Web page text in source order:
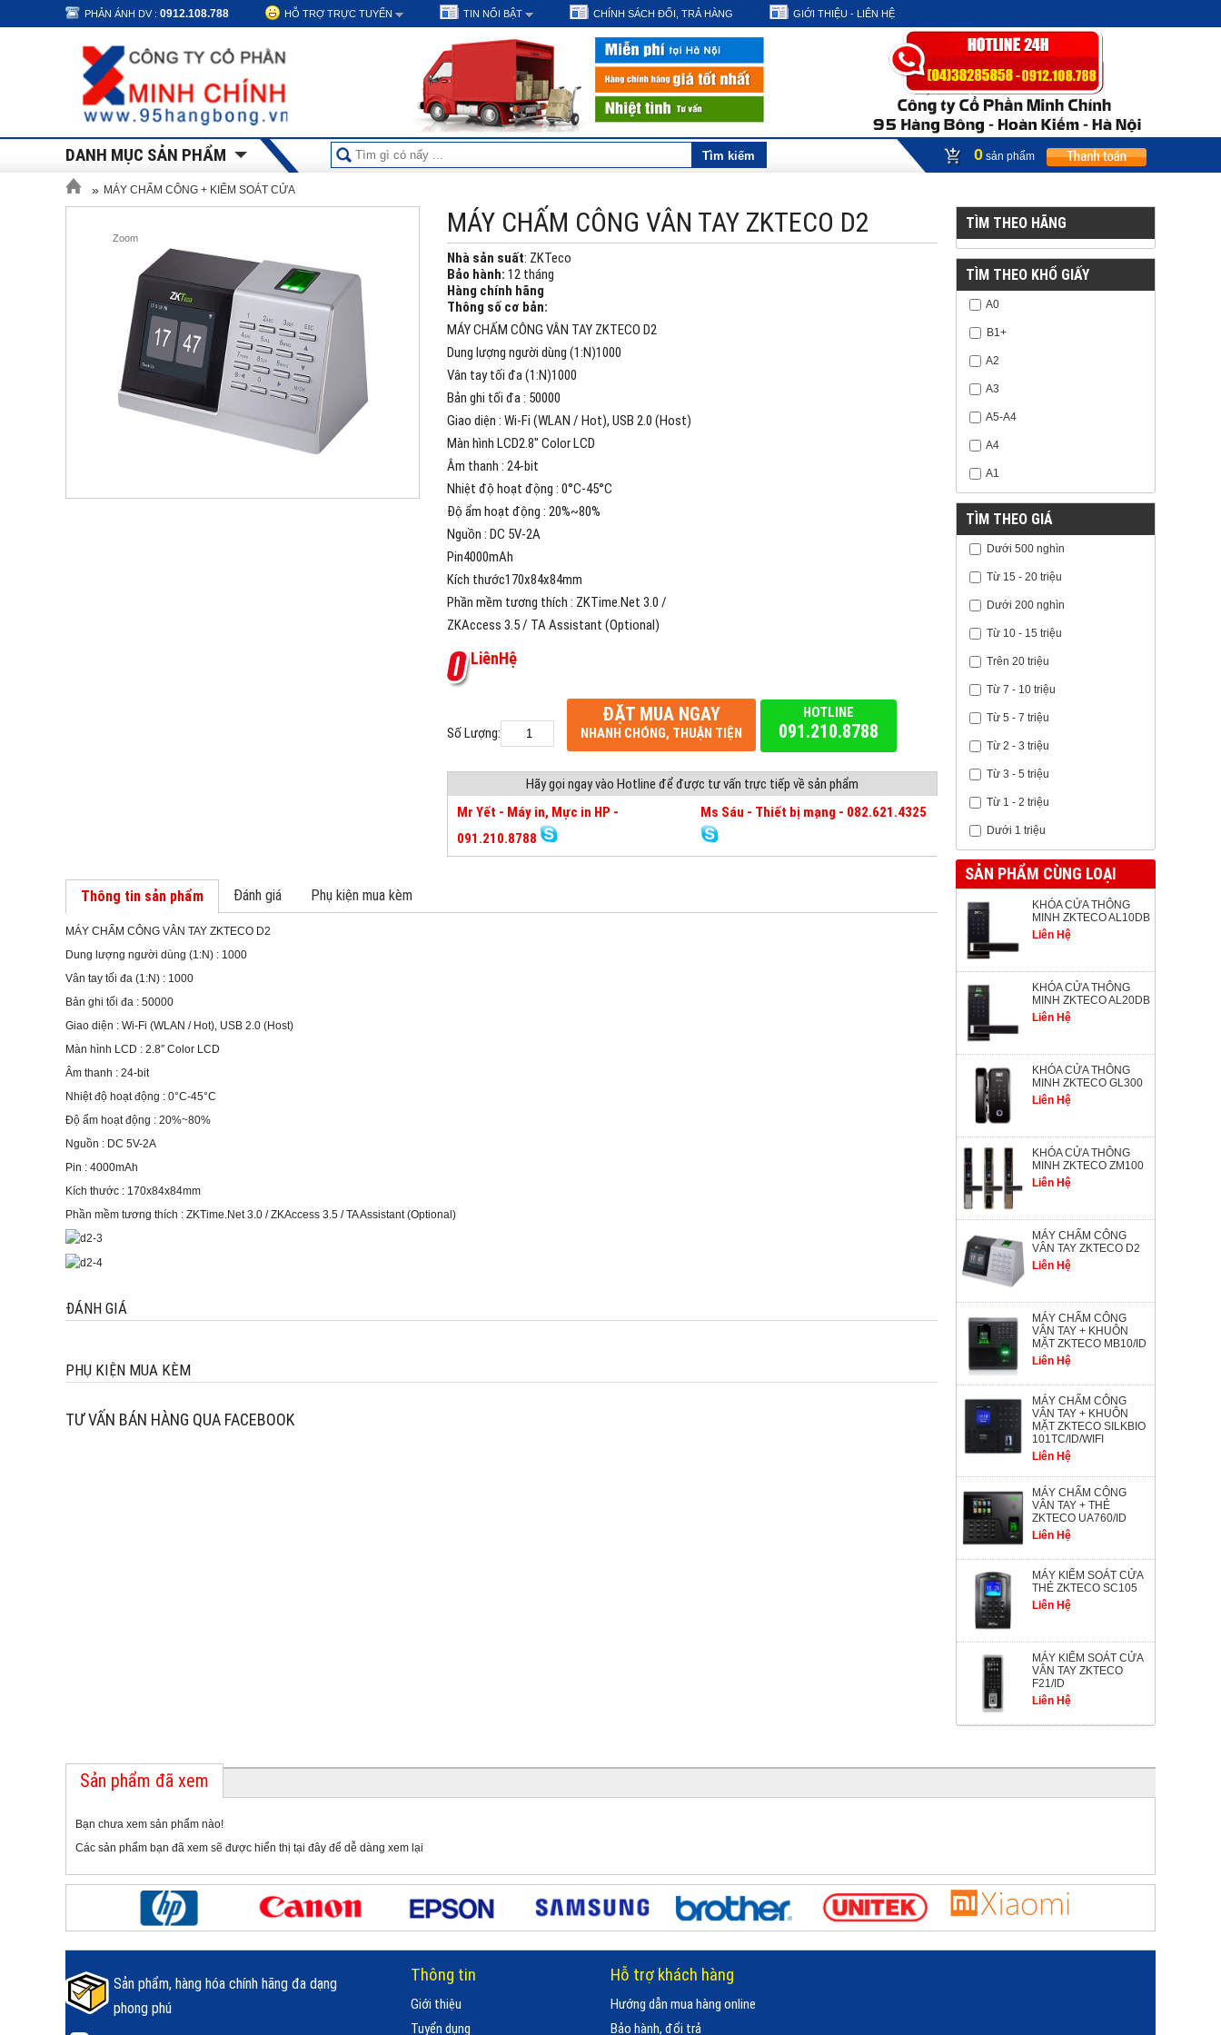
PHẢN ÁNH DV : 0912.108.788 HỖ TRỢ TRỰC TUYẾN TIN NỔI BẬT CHÍNH SÁCH ĐỔI, TRẢ HÀNG GIỚI THIỆU - LIÊN HỆ
DANH MỤC SẢN PHẨM 0 sản phẩm
» MÁY CHẤM CÔNG + KIỂM SOÁT CỬA
Zoom MÁY CHẤM CÔNG VÂN TAY ZKTECO D2
Nhà sản suất: ZKTeco
Bảo hành: 12 tháng
Hàng chính hãng
Thông số cơ bản:
MÁY CHẤM CÔNG VÂN TAY ZKTECO D2
Dung lượng người dùng (1:N)1000
Vân tay tối đa (1:N)1000
Bản ghi tối đa : 50000
Giao diện : Wi-Fi (WLAN / Hot), USB 2.0 (Host)
Màn hình LCD2.8″ Color LCD
Âm thanh : 24-bit
Nhiệt độ hoạt động : 0°C-45°C
Độ ẩm hoạt động : 20%~80%
Nguồn : DC 5V-2A
Pin4000mAh
Kích thước170x84x84mm
Phần mềm tương thích : ZKTime.Net 3.0 /
ZKAccess 3.5 / TA Assistant (Optional)
LiênHệ
Số Lượng:
ĐẶT MUA NGAY
NHANH CHÓNG, THUẬN TIỆN
HOTLINE
091.210.8788
Hãy gọi ngay vào Hotline để được tư vấn trực tiếp về sản phẩm
Mr Yết - Máy in, Mực in HP -
091.210.8788
Ms Sáu - Thiết bị mạng - 082.621.4325
Thông tin sản phẩm Đánh giá Phụ kiện mua kèm
MÁY CHẤM CÔNG VÂN TAY ZKTECO D2
Dung lượng người dùng (1:N) : 1000
Vân tay tối đa (1:N) : 1000
Bản ghi tối đa : 50000
Giao diện : Wi-Fi (WLAN / Hot), USB 2.0 (Host)
Màn hình LCD : 2.8″ Color LCD
Âm thanh : 24-bit
Nhiệt độ hoạt động : 0°C-45°C
Độ ẩm hoạt động : 20%~80%
Nguồn : DC 5V-2A
Pin : 4000mAh
Kích thước : 170x84x84mm
Phần mềm tương thích : ZKTime.Net 3.0 / ZKAccess 3.5 / TA Assistant (Optional)
ĐÁNH GIÁ
PHỤ KIỆN MUA KÈM
TƯ VẤN BÁN HÀNG QUA FACEBOOK
TÌM THEO HÃNG
TÌM THEO KHỔ GIẤY
A0
B1+
A2
A3
A5-A4
A4
A1
TÌM THEO GIÁ
Dưới 500 nghìn
Từ 15 - 20 triệu
Dưới 200 nghìn
Từ 10 - 15 triệu
Trên 20 triệu
Từ 7 - 10 triệu
Từ 5 - 7 triệu
Từ 2 - 3 triệu
Từ 3 - 5 triệu
Từ 1 - 2 triệu
Dưới 1 triệu
SẢN PHẨM CÙNG LOẠI
KHÓA CỬA THÔNG
MINH ZKTECO AL10DB
Liên Hệ
KHÓA CỬA THÔNG
MINH ZKTECO AL20DB
Liên Hệ
KHÓA CỬA THÔNG
MINH ZKTECO GL300
Liên Hệ
KHÓA CỬA THÔNG
MINH ZKTECO ZM100
Liên Hệ
MÁY CHẤM CÔNG
VÂN TAY ZKTECO D2
Liên Hệ
MÁY CHẤM CÔNG
VÂN TAY + KHUÔN
MẶT ZKTECO MB10/ID
Liên Hệ
MÁY CHẤM CÔNG
VÂN TAY + KHUÔN
MẶT ZKTECO SILKBIO
101TC/ID/WIFI
Liên Hệ
MÁY CHẤM CÔNG
VÂN TAY + THẺ
ZKTECO UA760/ID
Liên Hệ
MÁY KIỂM SOÁT CỬA
THẺ ZKTECO SC105
Liên Hệ
MÁY KIỂM SOÁT CỬA
VÂN TAY ZKTECO
F21/ID
Liên Hệ
Sản phẩm đã xem
Bạn chưa xem sản phẩm nào!
Các sản phẩm bạn đã xem sẽ được hiển thị tại đây để dễ dàng xem lại
Sản phẩm, hàng hóa chính hãng đa dạng
phong phú
Thông tin
Giới thiệu
Tuyển dụng
Hỗ trợ khách hàng
Hướng dẫn mua hàng online
Bảo hành, đổi trả